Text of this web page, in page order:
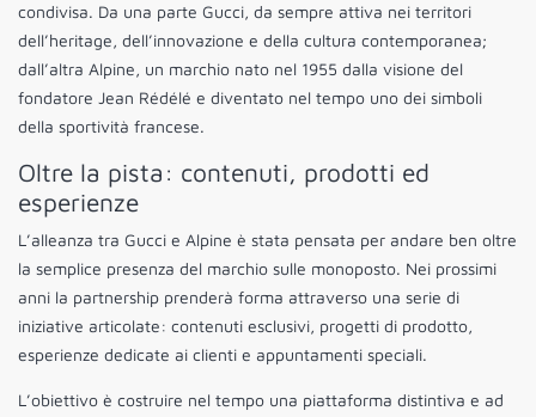
condivisa. Da una parte Gucci, da sempre attiva nei territori
dell’heritage, dell’innovazione e della cultura contemporanea;
dall’altra Alpine, un marchio nato nel 1955 dalla visione del
fondatore Jean Rédélé e diventato nel tempo uno dei simboli
della sportività francese.
Oltre la pista: contenuti, prodotti ed
esperienze
L’alleanza tra Gucci e Alpine è stata pensata per andare ben oltre
la semplice presenza del marchio sulle monoposto. Nei prossimi
anni la partnership prenderà forma attraverso una serie di
iniziative articolate: contenuti esclusivi, progetti di prodotto,
esperienze dedicate ai clienti e appuntamenti speciali.
L’obiettivo è costruire nel tempo una piattaforma distintiva e ad